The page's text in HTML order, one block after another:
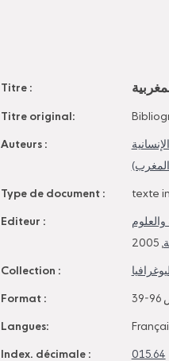
Titre :
Titre original:
Auteurs :
المغرب)
Type de document : texte
Editeur :
, 2005
Collection :
Format :
Langues:
Index. décimale : 015.64